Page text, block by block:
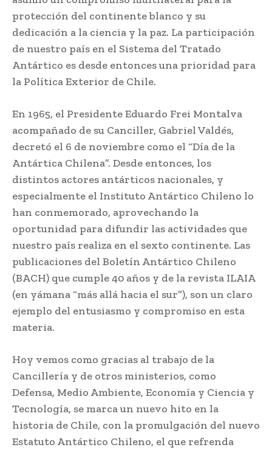
protección del continente blanco y su
dedicación a la ciencia y la paz. La participación
de nuestro país en el Sistema del Tratado
Antártico es desde entonces una prioridad para
la Política Exterior de Chile.
En 1965, el Presidente Eduardo Frei Montalva
acompañado de su Canciller, Gabriel Valdés,
decretó el 6 de noviembre como el “Día de la
Antártica Chilena”. Desde entonces, los
distintos actores antárticos nacionales, y
especialmente el Instituto Antártico Chileno lo
han conmemorado, aprovechando la
oportunidad para difundir las actividades que
nuestro país realiza en el sexto continente. Las
publicaciones del Boletín Antártico Chileno
(BACH) que cumple 40 años y de la revista ILAIA
(en yámana “más allá hacia el sur”), son un claro
ejemplo del entusiasmo y compromiso en esta
materia.
Hoy vemos como gracias al trabajo de la
Cancillería y de otros ministerios, como
Defensa, Medio Ambiente, Economía y Ciencia y
Tecnología, se marca un nuevo hito en la
historia de Chile, con la promulgación del nuevo
Estatuto Antártico Chileno, el que refrenda